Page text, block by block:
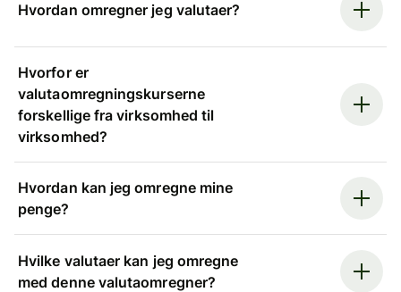
Hvordan omregner jeg valutaer?
Hvorfor er
valutaomregningskurserne
forskellige fra virksomhed til
virksomhed?
Hvordan kan jeg omregne mine
penge?
Hvilke valutaer kan jeg omregne
med denne valutaomregner?